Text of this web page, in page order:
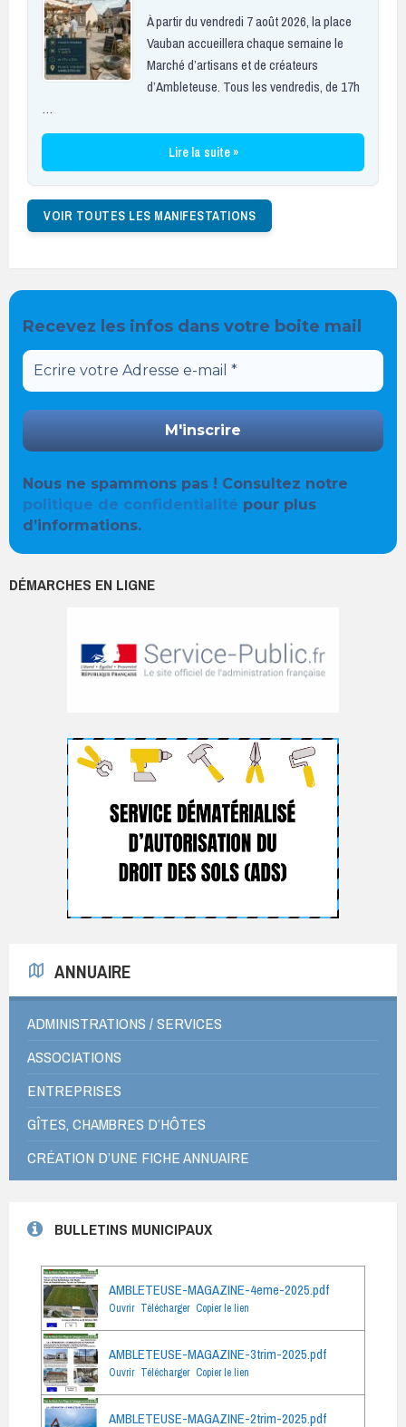
À partir du vendredi 7 août 2026, la place
Vauban accueillera chaque semaine le
Marché d’artisans et de créateurs
d’Ambleteuse. Tous les vendredis, de 17h
…
Lire la suite »
VOIR TOUTES LES MANIFESTATIONS
Recevez les infos dans votre boite mail
Nous ne spammons pas ! Consultez notre
politique de confidentialité pour plus
d’informations.
DÉMARCHES EN LIGNE
ANNUAIRE
ADMINISTRATIONS / SERVICES
ASSOCIATIONS
ENTREPRISES
GÎTES, CHAMBRES D’HÔTES
CRÉATION D’UNE FICHE ANNUAIRE
BULLETINS MUNICIPAUX
AMBLETEUSE-MAGAZINE-4eme-2025.pdf
Ouvrir Télécharger Copier le lien
AMBLETEUSE-MAGAZINE-3trim-2025.pdf
Ouvrir Télécharger Copier le lien
AMBLETEUSE-MAGAZINE-2trim-2025.pdf